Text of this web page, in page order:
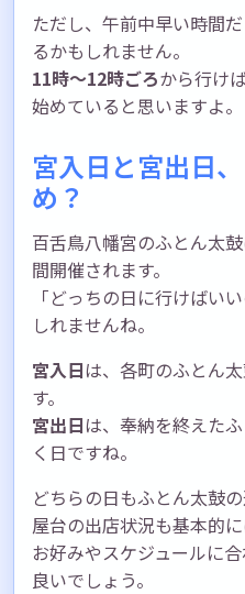
ただし、午前中早い時間
るかもしれません。
11時～12時ごろから行け
始めていると思いますよ。
宮入日と宮出日
め？
百舌鳥八幡宮のふとん太
間開催されます。
「どっちの日に行けばい
しれませんね。
宮入日は、各町のふとん
す。
宮出日は、奉納を終えた
く日ですね。
どちらの日もふとん太鼓
屋台の出店状況も基本的
お好みやスケジュールに
良いでしょう。